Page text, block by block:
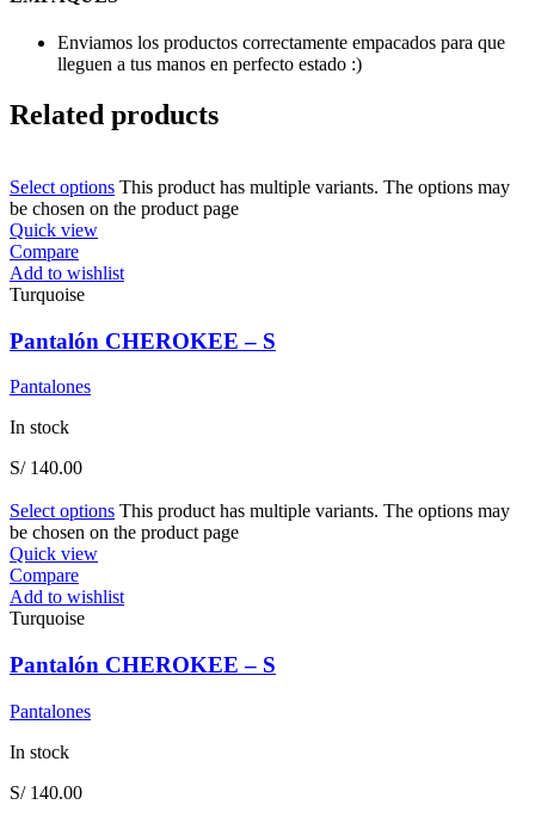
Enviamos los productos correctamente empacados para que
lleguen a tus manos en perfecto estado :)
Related products
Select options This product has multiple variants. The options may
be chosen on the product page
Quick view
Compare
Add to wishlist
Turquoise
Pantalón CHEROKEE – S
Pantalones
In stock
S/140.00
Select options This product has multiple variants. The options may
be chosen on the product page
Quick view
Compare
Add to wishlist
Turquoise
Pantalón CHEROKEE – S
Pantalones
In stock
S/140.00